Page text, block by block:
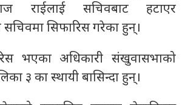
राईलाई सचिवबाट हटाएर
सिफारिस गरेका हुन्।
भएका अधिकारी संखुवासभाको
३ का स्थायी बासिन्दा हुन्।